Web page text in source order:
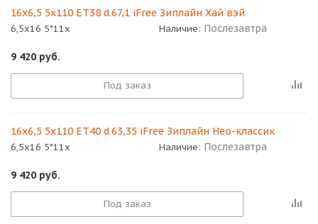
16x6,5 5x110 ET38 d.67,1 iFree Зиплайн Хай вэй
6,5x16 5*11x Наличие: Послезавтра
9 420 руб.
Под заказ
16x6,5 5x110 ET40 d.63,35 iFree Зиплайн Нео-классик
6,5x16 5*11x Наличие: Послезавтра
9 420 руб.
Под заказ